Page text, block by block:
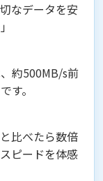
なデータを安
約500MB/s前
す。
比べたら数倍
ピードを体感